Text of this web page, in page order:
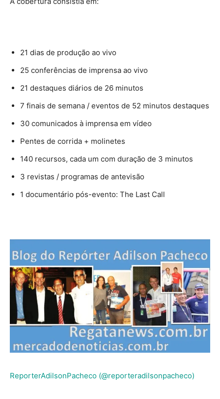
21 dias de produção ao vivo
25 conferências de imprensa ao vivo
21 destaques diários de 26 minutos
7 finais de semana / eventos de 52 minutos destaques
30 comunicados à imprensa em vídeo
Pentes de corrida + molinetes
140 recursos, cada um com duração de 3 minutos
3 revistas / programas de antevisão
1 documentário pós-evento: The Last Call
ReporterAdilsonPacheco (@reporteradilsonpacheco)